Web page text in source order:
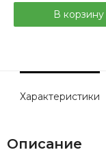
В корзину
Характеристики
Описание